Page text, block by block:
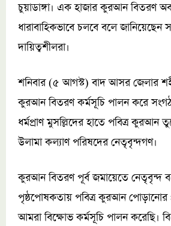
চুয়াডাঙ্গা। এক হাজার কুরআন বিতরণ
ধারাবাহিকভাবে চলবে বলে জানিয়েছেন
দায়িত্বশীলরা।
শনিবার (৫ আগস্ট) বাদ আসর জেলার
কুরআন বিতরণ কর্মসূচি পালন করে
ধর্মপ্রাণ মুসল্লিদের হাতে পবিত্র কুরআন
উলামা কল্যাণ পরিষদের নেতৃবৃন্দগণ।
কুরআন বিতরণ পূর্ব জমায়েতে নেতৃবৃন্দ
পৃষ্ঠপোষকতায় পবিত্র কুরআন পোড়ানোর
আমরা বিক্ষোভ কর্মসূচি পালন করেছি।